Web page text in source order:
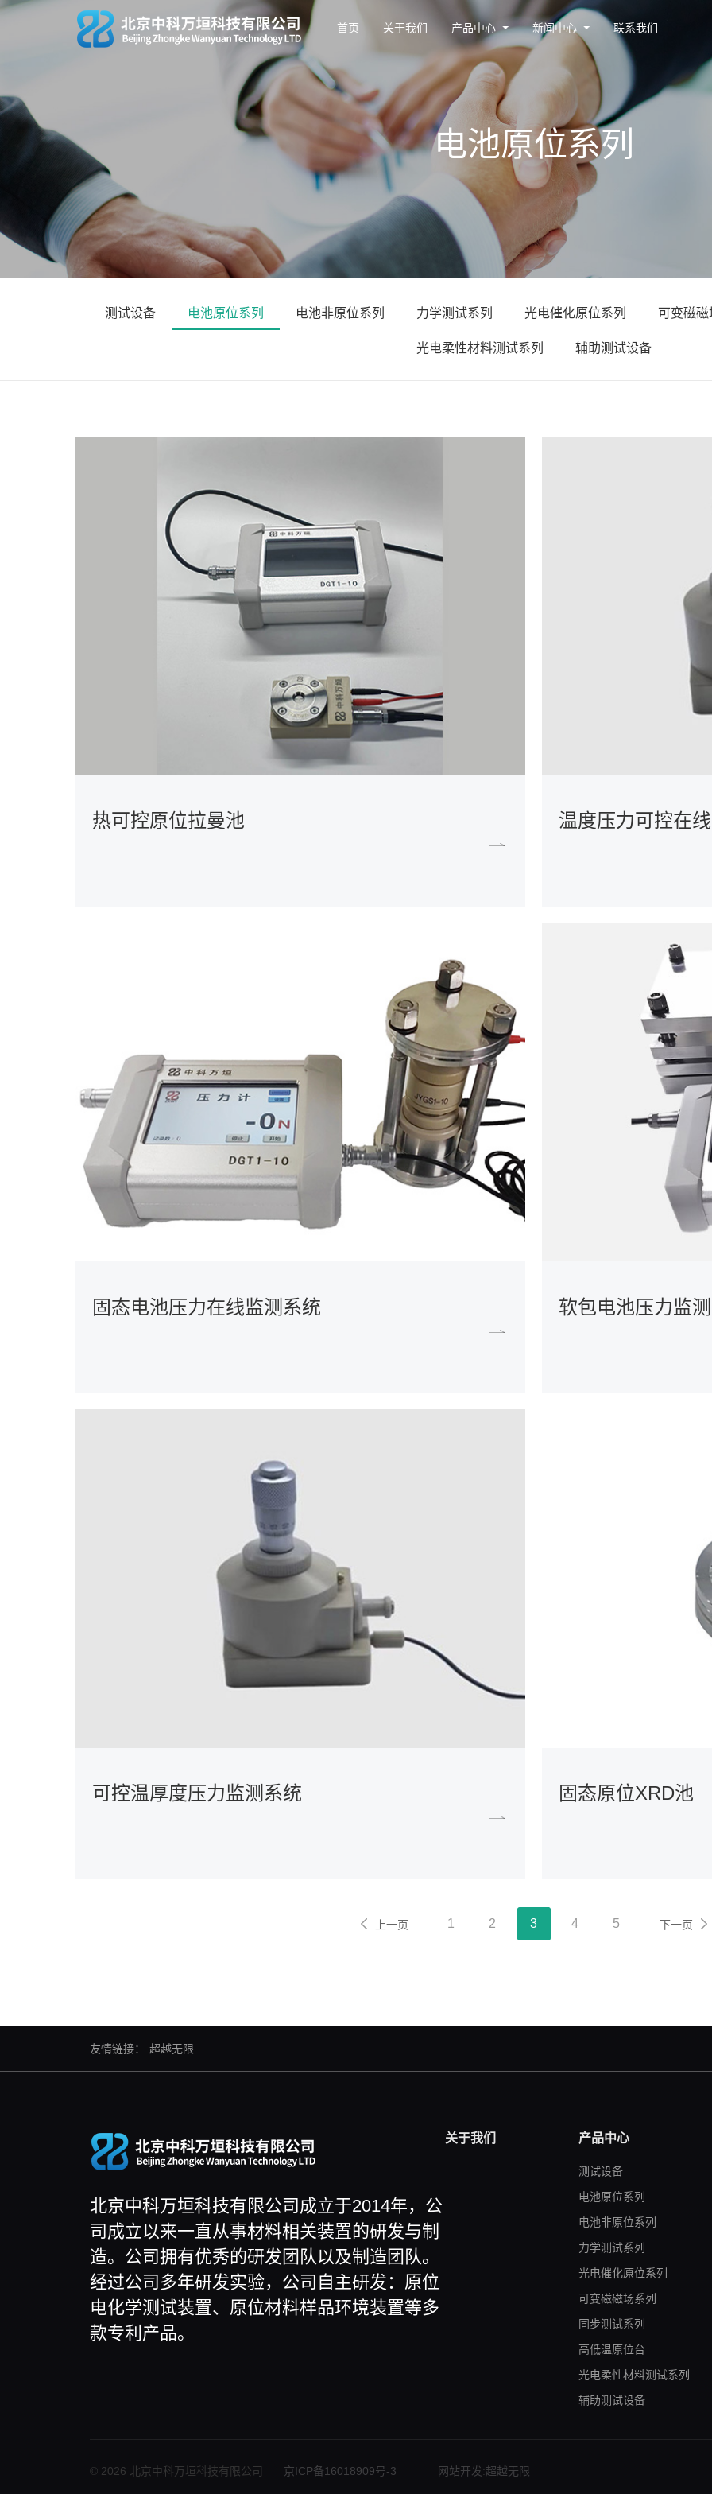
首页 关于我们 产品中心 新闻中心 联系我们
电池原位系列
测试设备 电池原位系列 电池非原位系列 力学测试系列 光电催化原位系列 可变磁
光电柔性材料测试系列 辅助测试设备
热可控原位拉曼池 温度压力可控在
固态电池压力在线监测系统 软包电池压力监
可控温厚度压力监测系统 固态原位XRD池
上一页 1 2 3 4 5 下一页
友情链接： 超越无限
北京中科万垣科技有限公司成立于2014年，公
司成立以来一直从事材料相关装置的研发与制
造。公司拥有优秀的研发团队以及制造团队。
经过公司多年研发实验，公司自主研发：原位
电化学测试装置、原位材料样品环境装置等多
款专利产品。
关于我们 产品中心
测试设备
电池原位系列
电池非原位系列
力学测试系列
光电催化原位系列
可变磁磁场系列
同步测试系列
高低温原位台
光电柔性材料测试系列
辅助测试设备
© 2026 北京中科万垣科技有限公司 京ICP备16018909号-3 网站开发:超越无限